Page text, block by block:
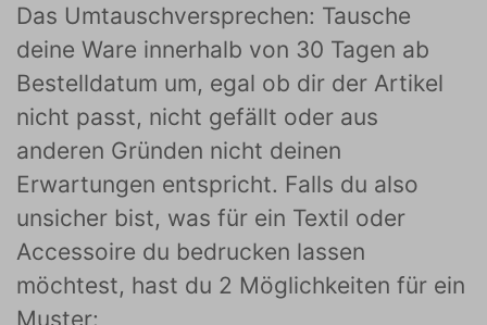
Das Umtauschversprechen: Tausche
deine Ware innerhalb von 30 Tagen ab
Bestelldatum um, egal ob dir der Artikel
nicht passt, nicht gefällt oder aus
anderen Gründen nicht deinen
Erwartungen entspricht. Falls du also
unsicher bist, was für ein Textil oder
Accessoire du bedrucken lassen
möchtest, hast du 2 Möglichkeiten für ein
Muster: